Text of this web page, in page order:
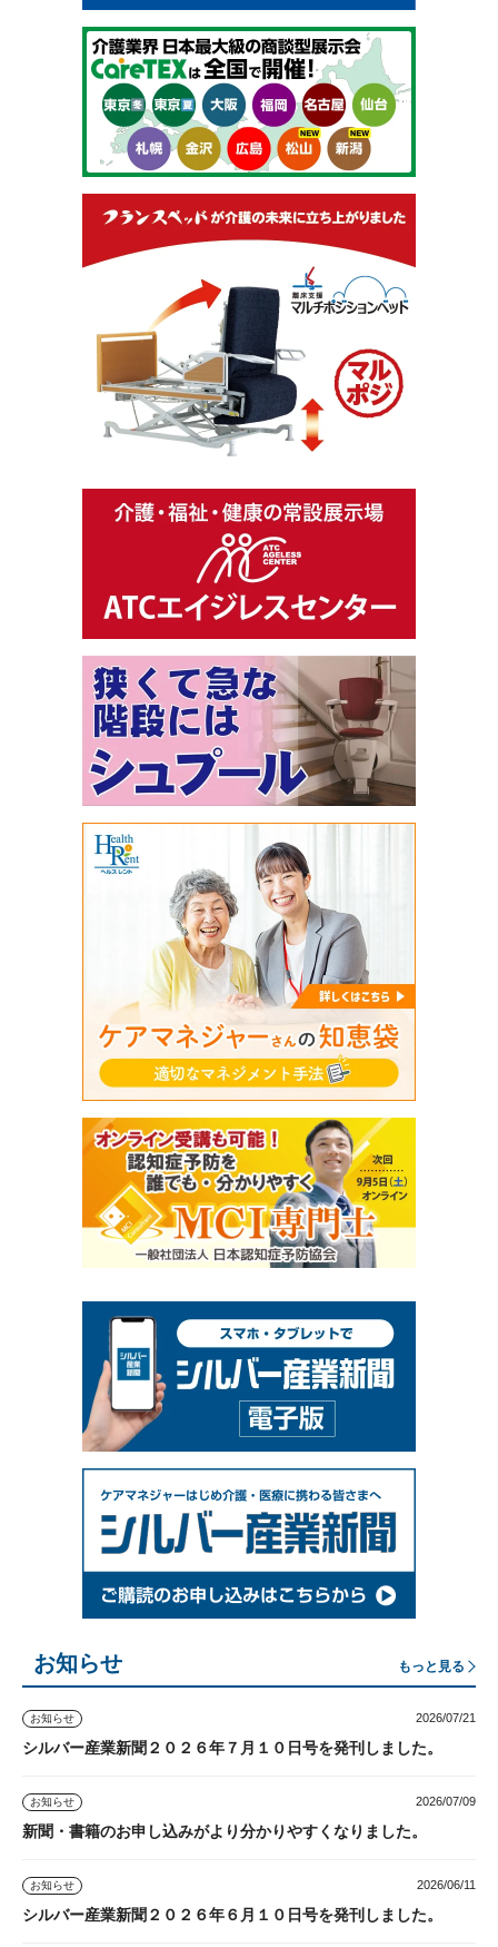
お知らせ もっと見る
お知らせ 2026/07/21
シルバー産業新聞２０２６年７月１０日号を発刊しました。
お知らせ 2026/07/09
新聞・書籍のお申し込みがより分かりやすくなりました。
お知らせ 2026/06/11
シルバー産業新聞２０２６年６月１０日号を発刊しました。